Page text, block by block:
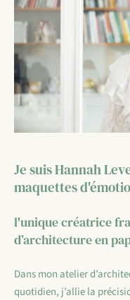
Je suis Hannah
maquettes
l'unique créatrice
d’architecture en
Dans mon atelier
quotidien, j’allie la